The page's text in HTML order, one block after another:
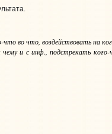
что во что, воздействоватьна
чему и с инф., подстрекать